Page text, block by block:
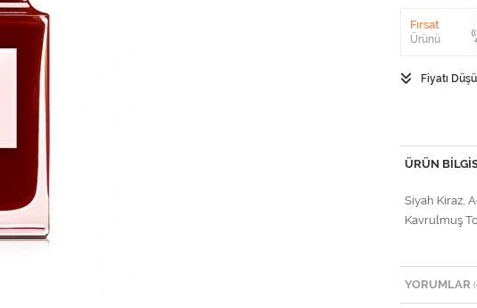
Fırsat
Ürünü
Fiyatı
ÜRÜN
Siyah Kiraz,
Kavrulmuş
YORUMLAR